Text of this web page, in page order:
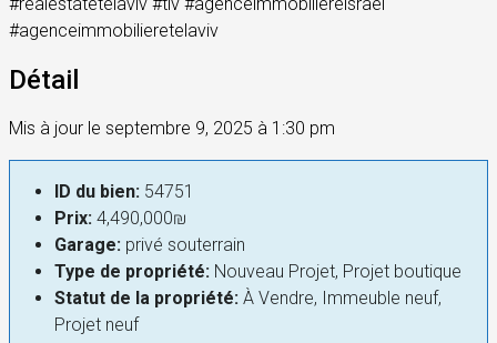
#agenceimmobilieretelaviv
Détail
Mis à jour le septembre 9, 2025 à 1:30 pm
ID du bien: 54751
Prix: 4,490,000₪
Garage: privé souterrain
Type de propriété: Nouveau Projet, Projet boutique
Statut de la propriété: À Vendre, Immeuble neuf,
Projet neuf